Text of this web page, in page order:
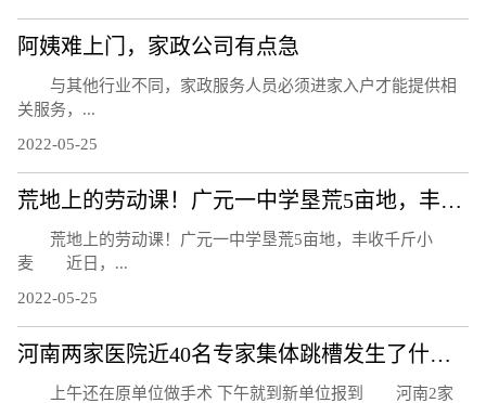
阿姨难上门，家政公司有点急
与其他行业不同，家政服务人员必须进家入户才能提供相
关服务，...
2022-05-25
荒地上的劳动课！广元一中学垦荒5亩地，丰收千斤小麦
荒地上的劳动课！广元一中学垦荒5亩地，丰收千斤小
麦 近日，...
2022-05-25
河南两家医院近40名专家集体跳槽发生了什么？
上午还在原单位做手术 下午就到新单位报到 河南2家